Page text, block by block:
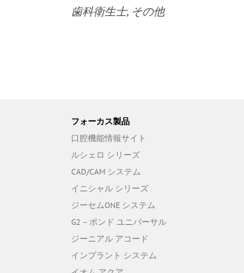
歯科衛生士 その他
フォーカス製品
口腔機能情報サイト
ルシェロ シリーズ
CAD/CAM システム
イニシャル シリーズ
ジーセムONE システム
G2－ボンド ユニバーサル
ジーニアル アコード
インプラント システム